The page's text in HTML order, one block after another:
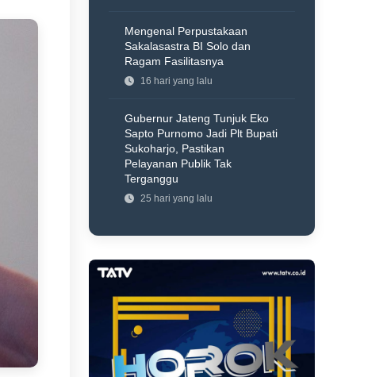
Mengenal Perpustakaan
Sakalasastra BI Solo dan
Ragam Fasilitasnya
16 hari yang lalu
Gubernur Jateng Tunjuk Eko
Sapto Purnomo Jadi Plt Bupati
Sukoharjo, Pastikan
Pelayanan Publik Tak
Terganggu
25 hari yang lalu